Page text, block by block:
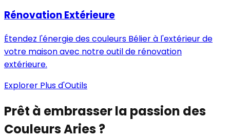
Rénovation Extérieure
Étendez l'énergie des couleurs Bélier à l'extérieur de
votre maison avec notre outil de rénovation
extérieure.
Explorer Plus d'Outils
Prêt à embrasser la passion des
Couleurs Aries ?